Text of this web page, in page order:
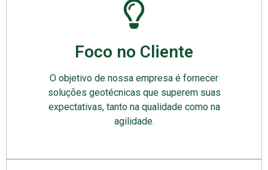
Foco no Cliente
O objetivo de nossa empresa é fornecer
soluções geotécnicas que superem suas
expectativas, tanto na qualidade como na
agilidade.